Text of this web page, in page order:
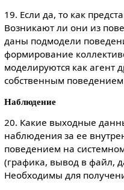
19. Если да, то как
Возникают ли они из
даны подмодели
формирование
моделируются как агент
собственным
Наблюдение
20. Какие выходные
наблюдения за ее
поведением на
(графика, вывод в файл,
Необходимы для